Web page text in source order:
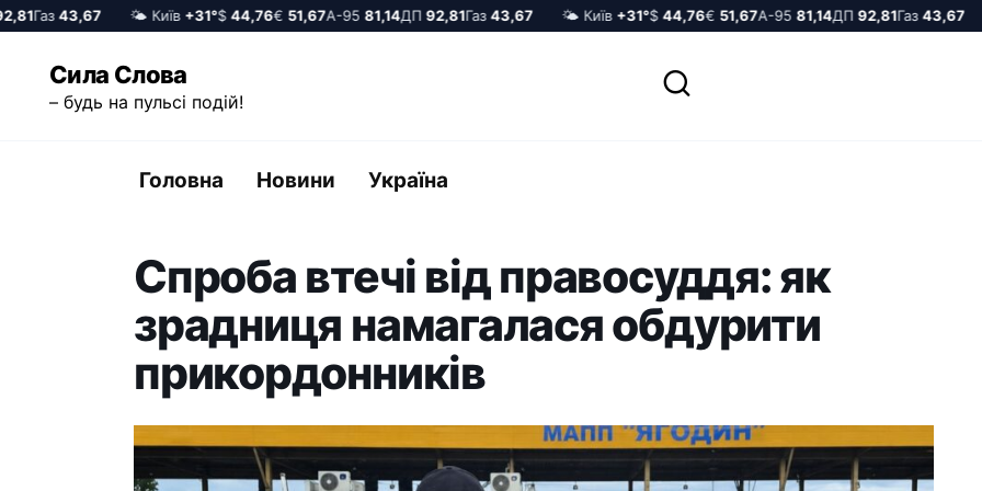
Газ43,67 🌤️ Київ+31°$44,76€51,67А-9581,14ДП92,81Газ43,67 🌤️ Київ+31°$44,76€51,67А-9581,14ДП92,81Газ43,67
вмісту
Сила Слова
– будь на пульсі подій!
Головна Новини Україна
Спроба втечі від правосуддя: як
зрадниця намагалася обдурити
прикордонників